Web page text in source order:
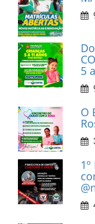
5
O